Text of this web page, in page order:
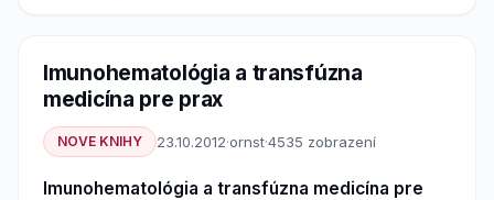
Imunohematológia a transfúzna
medicína pre prax
NOVE KNIHY 23.10.2012·ornst·4535 zobrazení
Imunohematológia a transfúzna medicína pre